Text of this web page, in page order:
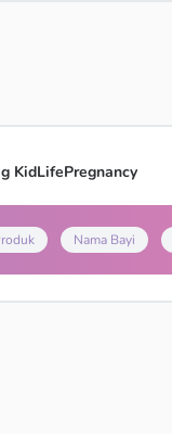
KidLifePregnancy
Nama Bayi